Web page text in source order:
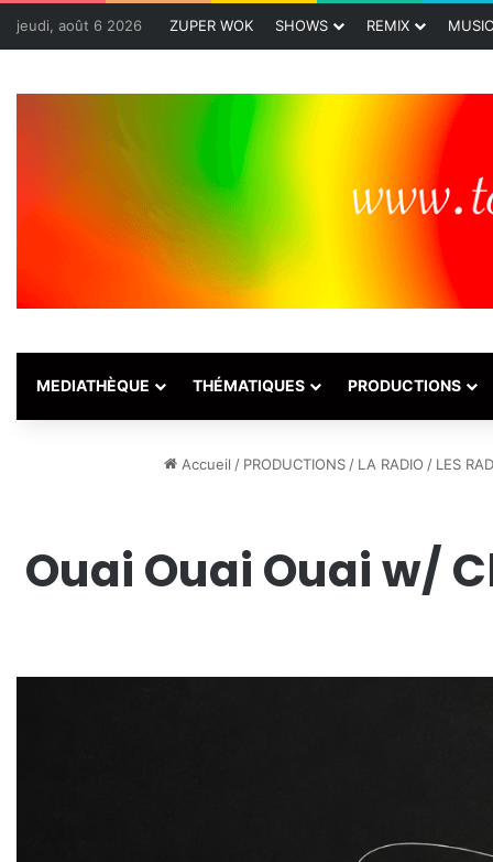
jeudi, août 6 2026 ZUPER WOK SHOWS REMIX MUSIC
MEDIATHÈQUE THÉMATIQUES PRODUCTIONS
Accueil / PRODUCTIONS / LA RADIO / LES
Ouai Ouai Ouai w/